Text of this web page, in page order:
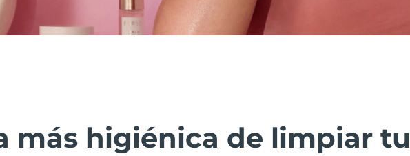
más higiénica de limpiar tu